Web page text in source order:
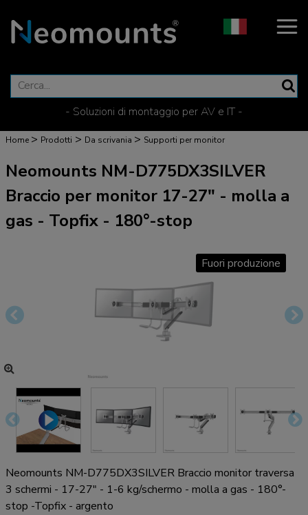
- Soluzioni di montaggio per AV e IT -
Home > Prodotti > Da scrivania > Supporti per monitor
Neomounts NM-D775DX3SILVER
Braccio per monitor 17-27" - molla a
gas - Topfix - 180°-stop
Fuori produzione
Neomounts NM-D775DX3SILVER Braccio monitor traversa
3 schermi - 17-27" - 1-6 kg/schermo - molla a gas - 180°-
stop -Topfix - argento